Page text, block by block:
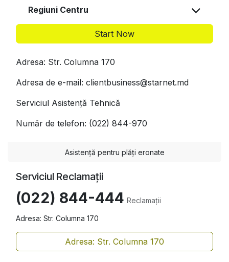
Regiuni Centru
Start Now
Adresa: Str. Columna 170
Adresa de e-mail: clientbusiness@starnet.md
Serviciul Asistență Tehnică
Număr de telefon: (022) 844-970
Asistență pentru plăți eronate
Serviciul Reclamații
(022) 844-444 Reclamații
Adresa: Str. Columna 170
Adresa: Str. Columna 170